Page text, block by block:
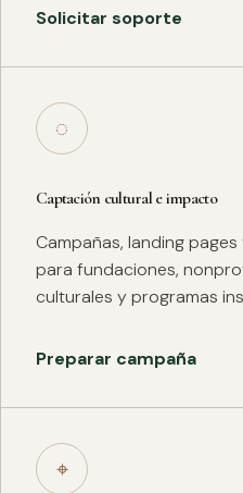
Solicitar soporte
◌
Captación cultural e impacto
Campañas, landing
para fundaciones,
culturales y programas
Preparar campaña
⌖